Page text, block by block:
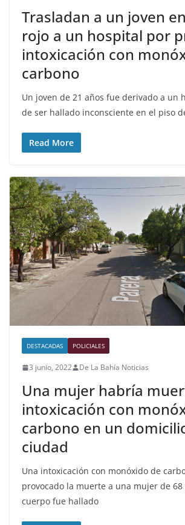
Trasladan a un joven
rojo a un hospital por
intoxicación con
carbono
Un joven de 21 años fue derivado a un
de ser hallado inconsciente en el piso
Read More
DESTACADAS POLICIALES
3 junio, 2022 De La Bahía Noticias
Una mujer habría
intoxicación con
carbono en un
ciudad
Una intoxicación con monóxido de
provocado la muerte a una mujer de 68
cuerpo fue hallado